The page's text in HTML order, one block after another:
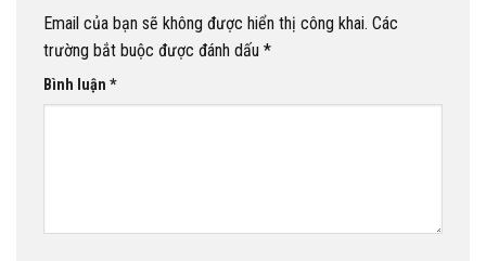
Email của bạn sẽ không được hiển thị công khai. Các
trường bắt buộc được đánh dấu *
Bình luận *